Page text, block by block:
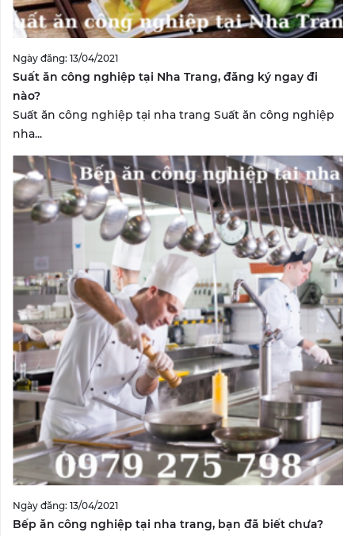
Ngày đăng: 13/04/2021
Suất ăn công nghiệp tại Nha Trang, đăng ký ngay đi
nào?
Suất ăn công nghiệp tại nha trang Suất ăn công nghiệp
nha...
Ngày đăng: 13/04/2021
Bếp ăn công nghiệp tại nha trang, bạn đã biết chưa?